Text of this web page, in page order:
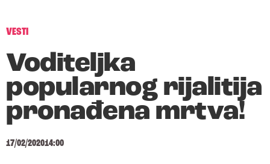
VESTI
Voditeljka
popularnog rijalitija
pronađena mrtva!
17/02/202014:00